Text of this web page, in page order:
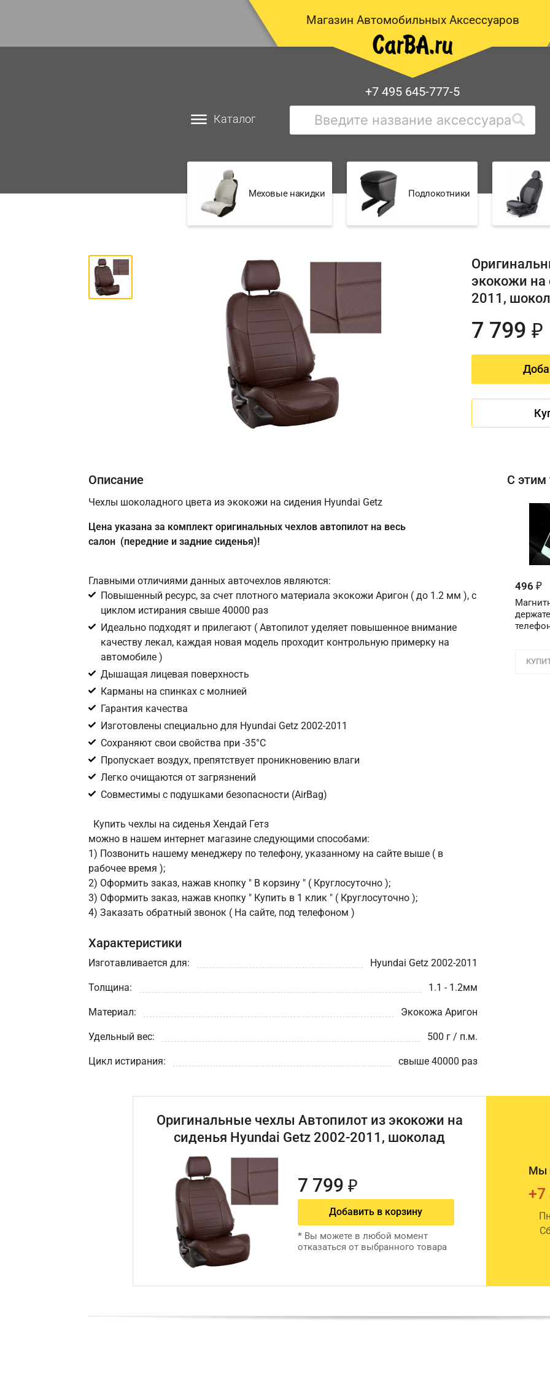
Магазин Автомобильных Аксессуаров
Каталог
+7 495 645-777-5
Меховые накидки Подлокотники
экокожи на
2011,
7 799₽
Телефон*
Соглашение об
Для
персональных
в поле ниже
Описание
Чехлы шоколадного цвета из экокожи на сидения Hyundai Getz
Цена указана за комплект оригинальных чехлов автопилот на весь
салон (передние и задние сиденья)!
Главными отличиями данных авточехлов являются:
Повышенный ресурс, за счет плотного материала экокожи Аригон ( до 1.2 мм ), с
циклом истирания свыше 40000 раз
Идеально подходят и прилегают ( Автопилот уделяет повышенное внимание
качеству лекал, каждая новая модель проходит контрольную примерку на
автомобиле )
Дышащая лицевая поверхность
Карманы на спинках с молнией
Гарантия качества
Изготовлены специально для Hyundai Getz 2002-2011
Сохраняют свои свойства при -35°С
Пропускает воздух, препятствует проникновению влаги
Легко очищаются от загрязнений
Совместимы с подушками безопасности (AirBag)
Купить чехлы на сиденья Хендай Гетз
можно в нашем интернет магазине следующими способами:
1) Позвонить нашему менеджеру по телефону, указанному на сайте выше ( в
рабочее время );
2) Оформить заказ, нажав кнопку " В корзину " ( Круглосуточно );
3) Оформить заказ, нажав кнопку " Купить в 1 клик " ( Круглосуточно );
4) Заказать обратный звонок ( На сайте, под телефоном )
Характеристики
Изготавливается для: Hyundai Getz 2002-2011
Толщина: 1.1 - 1.2мм
Материал: Экокожа Аригон
Удельный вес: 500 г / п.м.
Цикл истирания: свыше 40000 раз
С этим
496 ₽
Мы
+7
Оригинальные чехлы Автопилот из экокожи на
сиденья Hyundai Getz 2002-2011, шоколад
7 799 ₽
Добавить в корзину
*Вы можете в любой момент
отказаться от выбранного товара